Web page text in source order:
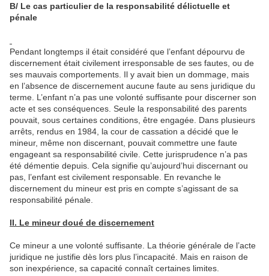
B/ Le cas particulier de la responsabilité délictuelle et
pénale
Pendant longtemps il était considéré que l’enfant dépourvu de
discernement était civilement irresponsable de ses fautes, ou de
ses mauvais comportements. Il y avait bien un dommage, mais
en l’absence de discernement aucune faute au sens juridique du
terme. L’enfant n’a pas une volonté suffisante pour discerner son
acte et ses conséquences. Seule la responsabilité des parents
pouvait, sous certaines conditions, être engagée. Dans plusieurs
arrêts, rendus en 1984, la cour de cassation a décidé que le
mineur, même non discernant, pouvait commettre une faute
engageant sa responsabilité civile. Cette jurisprudence n’a pas
été démentie depuis. Cela signifie qu’aujourd’hui discernant ou
pas, l’enfant est civilement responsable. En revanche le
discernement du mineur est pris en compte s’agissant de sa
responsabilité pénale.
II. Le mineur doué de discernement
Ce mineur a une volonté suffisante. La théorie générale de l’acte
juridique ne justifie dès lors plus l’incapacité. Mais en raison de
son inexpérience, sa capacité connaît certaines limites.